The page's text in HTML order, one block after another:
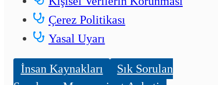
Çerez Politikası
Yasal Uyarı
İnsan Kaynakları
Sık Sorulan